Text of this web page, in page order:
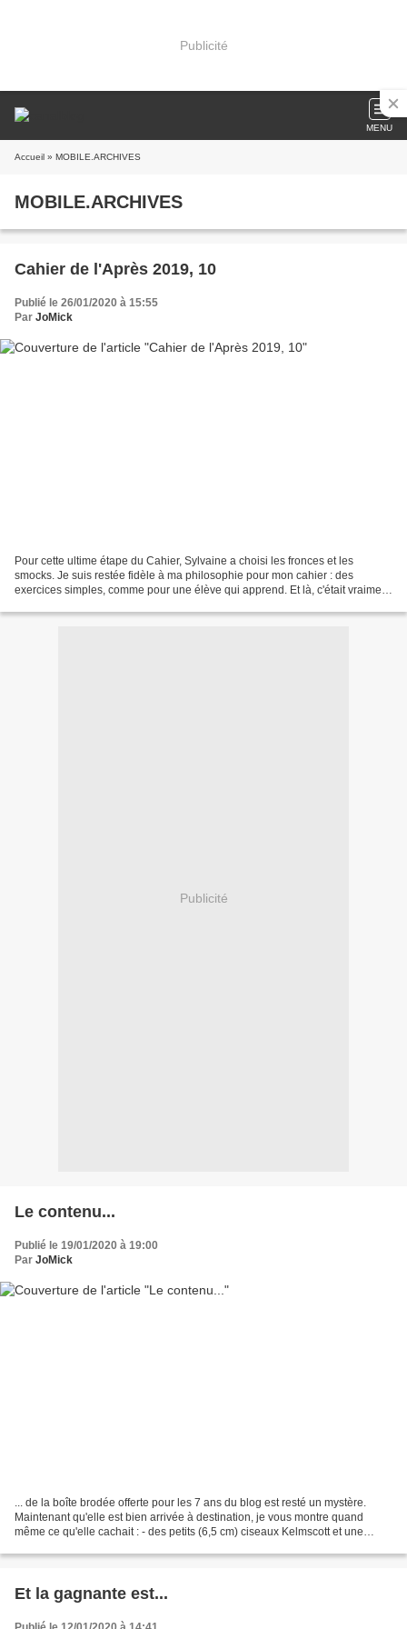
Publicité
MENU
Accueil » MOBILE.ARCHIVES
MOBILE.ARCHIVES
Cahier de l'Après 2019, 10
Publié le 26/01/2020 à 15:55
Par JoMick
Pour cette ultime étape du Cahier, Sylvaine a choisi les fronces et les
smocks. Je suis restée fidèle à ma philosophie pour mon cahier : des
exercices simples, comme pour une élève qui apprend. Et là, c'était vraiment
Publicité
Le contenu...
Publié le 19/01/2020 à 19:00
Par JoMick
... de la boîte brodée offerte pour les 7 ans du blog est resté un mystère.
Maintenant qu'elle est bien arrivée à destination, je vous montre quand
même ce qu'elle cachait : - des petits (6,5 cm) ciseaux Kelmscott et une
Et la gagnante est...